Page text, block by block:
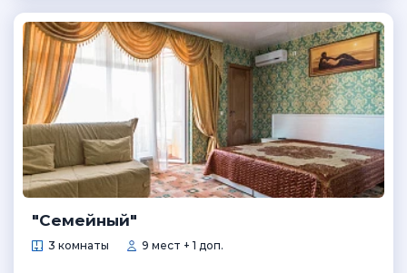
"Семейный"
3 комнаты 9 мест + 1 доп.